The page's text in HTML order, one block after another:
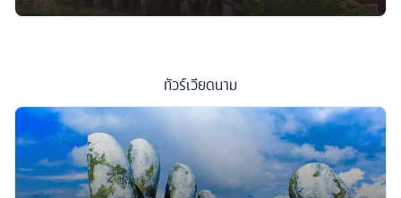
ทัวร์เวียดนาม